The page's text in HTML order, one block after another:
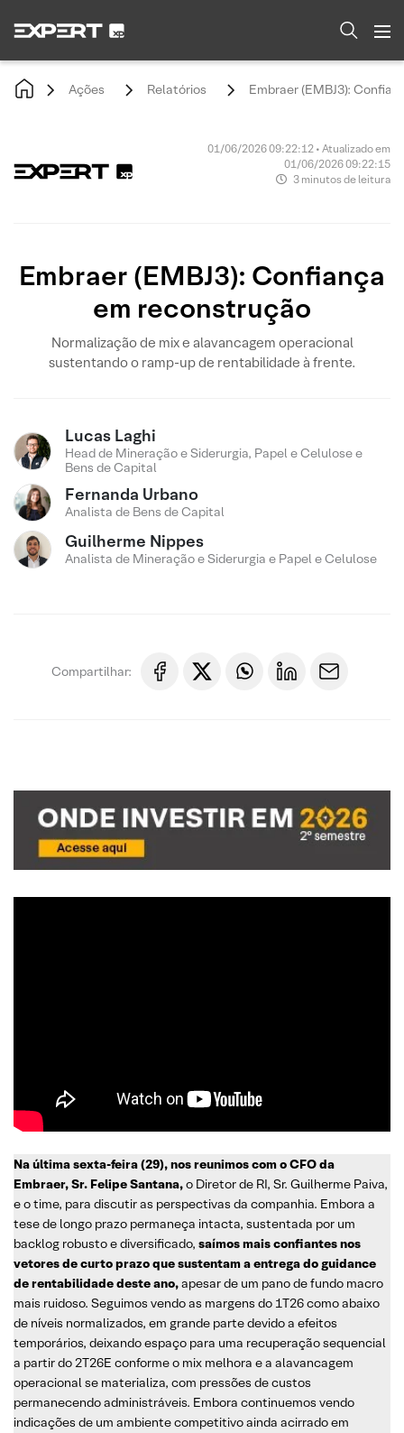
Ações Relatórios Embraer (EMBJ3):
01/06/2026 09:22:12 • Atualizado em
01/06/2026 09:22:15
3 minutos de leitura
Embraer (EMBJ3): Confiança
em reconstrução
Normalização de mix e alavancagem operacional
sustentando o ramp-up de rentabilidade à frente.
Lucas Laghi
Head de Mineração e Siderurgia, Papel e Celulose e
Bens de Capital
Fernanda Urbano
Analista de Bens de Capital
Guilherme Nippes
Analista de Mineração e Siderurgia e Papel e Celulose
Compartilhar:
Na última sexta-feira (29), nos reunimos com o CFO da
Embraer, Sr. Felipe Santana,o Diretor de RI, Sr. Guilherme Paiva,
e o time, para discutir as perspectivas da companhia. Embora a
tese de longo prazo permaneça intacta, sustentada por um
backlog robusto e diversificado, saímos mais confiantes nos
vetores de curto prazo que sustentam a entrega do guidance
de rentabilidade deste ano,apesar de um pano de fundo macro
mais ruidoso. Seguimos vendo as margens do 1T26 como abaixo
de níveis normalizados, em grande parte devido a efeitos
temporários, deixando espaço para uma recuperação sequencial
a partir do 2T26E conforme o mix melhora e a alavancagem
operacional se materializa, com pressões de custos
permanecendo administráveis. Embora continuemos vendo
indicações de um ambiente competitivo ainda acirrado em